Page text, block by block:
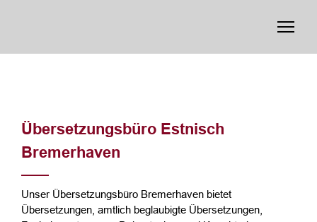
Übersetzungsbüro Estnisch
Bremerhaven
Unser Übersetzungsbüro Bremerhaven bietet
Übersetzungen, amtlich beglaubigte Übersetzungen,